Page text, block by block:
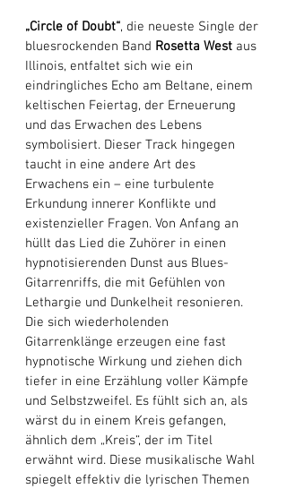
„Circle of Doubt“, die neueste Single der
bluesrockenden Band Rosetta West aus
Illinois, entfaltet sich wie ein
eindringliches Echo am Beltane, einem
keltischen Feiertag, der Erneuerung
und das Erwachen des Lebens
symbolisiert. Dieser Track hingegen
taucht in eine andere Art des
Erwachens ein – eine turbulente
Erkundung innerer Konflikte und
existenzieller Fragen. Von Anfang an
hüllt das Lied die Zuhörer in einen
hypnotisierenden Dunst aus Blues-
Gitarrenriffs, die mit Gefühlen von
Lethargie und Dunkelheit resonieren.
Die sich wiederholenden
Gitarrenklänge erzeugen eine fast
hypnotische Wirkung und ziehen dich
tiefer in eine Erzählung voller Kämpfe
und Selbstzweifel. Es fühlt sich an, als
wärst du in einem Kreis gefangen,
ähnlich dem „Kreis“, der im Titel
erwähnt wird. Diese musikalische Wahl
spiegelt effektiv die lyrischen Themen